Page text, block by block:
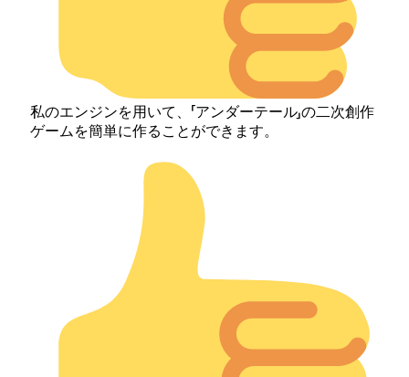
私のエンジンを用いて、「アンダーテール」の二次創作
ゲームを簡単に作ることができます。